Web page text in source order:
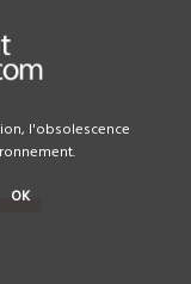
l'obsolescence
OK